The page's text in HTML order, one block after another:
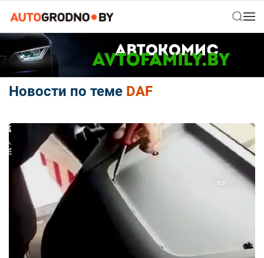
Новости по теме DAF